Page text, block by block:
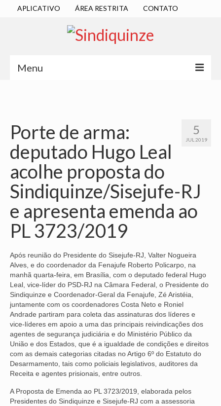
APLICATIVO ÁREA RESTRITA CONTATO
Menu
DIRETORIA EXECUTIVA
ESTATUTO
ATAS
LOCALIZAÇÃO
QUEM SOMOS
NOSSA HISTÓRIA
SUBSEDES
ARAÇATUBA
BAURU
PRESIDENTE PRUDENTE
RIBEIRÃO PRETO
SÃO JOSÉ DOS CAMPOS
SÃO JOSÉ DO RIO PRETO
SOROCABA
5
JUL 2019
Porte de arma:
deputado Hugo Leal
acolhe proposta do
Sindiquinze/Sisejufe-RJ
e apresenta emenda ao
PL 3723/2019
Após reunião do Presidente do Sisejufe-RJ, Valter Nogueira
Alves, e do coordenador da Fenajufe Roberto Policarpo, na
manhã quarta-feira, em Brasília, com o deputado federal Hugo
Leal, vice-líder do PSD-RJ na Câmara Federal, o Presidente do
Sindiquinze e Coordenador-Geral da Fenajufe, Zé Aristéia,
juntamente com os coordenadores Costa Neto e Roniel
Andrade partiram para coleta das assinaturas dos líderes e
vice-líderes em apoio a uma das principais reivindicações dos
agentes de segurança judiciária e do Ministério Público da
União e dos Estados, que é a igualdade de condições e direitos
com as demais categorias citadas no Artigo 6º do Estatuto do
Desarmamento, tais como policiais legislativos, auditores da
Receita e agentes prisionais, entre outros.
A Proposta de Emenda ao PL 3723/2019, elaborada pelos
Presidentes do Sindiquinze e Sisejufe-RJ com a assessoria